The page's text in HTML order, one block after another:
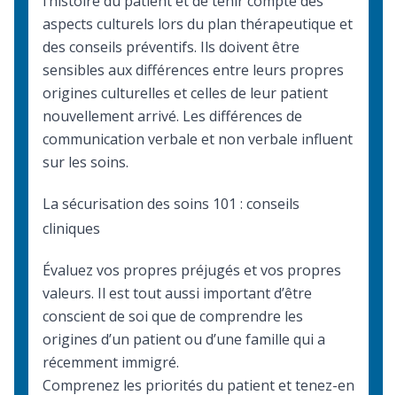
aspects culturels lors du plan thérapeutique et
des conseils préventifs. Ils doivent être
sensibles aux différences entre leurs propres
origines culturelles et celles de leur patient
nouvellement arrivé. Les différences de
communication verbale et non verbale influent
sur les soins.
La sécurisation des soins 101 : conseils
cliniques
Évaluez vos propres préjugés et vos propres
valeurs. Il est tout aussi important d’être
conscient de soi que de comprendre les
origines d’un patient ou d’une famille qui a
récemment immigré.
Comprenez les priorités du patient et tenez-en